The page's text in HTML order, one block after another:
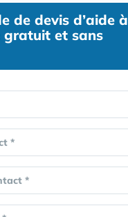
de devis d’aide à
gratuit et sans
*
*